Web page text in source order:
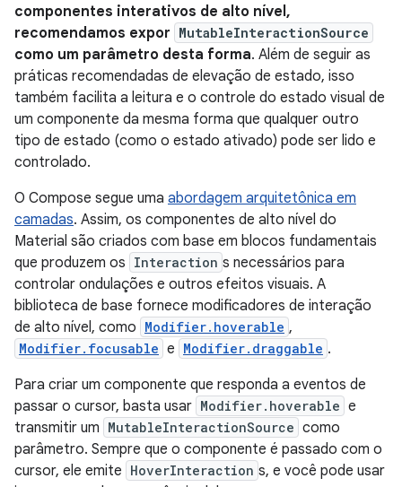
componentes interativos de alto nível,
recomendamos expor MutableInteractionSource
como um parâmetro desta forma. Além de seguir as
práticas recomendadas de elevação de estado, isso
também facilita a leitura e o controle do estado visual de
um componente da mesma forma que qualquer outro
tipo de estado (como o estado ativado) pode ser lido e
controlado.
O Compose segue uma abordagem arquitetônica em
camadas. Assim, os componentes de alto nível do
Material são criados com base em blocos fundamentais
que produzem os Interaction s necessários para
controlar ondulações e outros efeitos visuais. A
biblioteca de base fornece modificadores de interação
de alto nível, como Modifier.hoverable ,
Modifier.focusable e Modifier.draggable .
Para criar um componente que responda a eventos de
passar o cursor, basta usar Modifier.hoverable e
transmitir um MutableInteractionSource como
parâmetro. Sempre que o componente é passado com o
cursor, ele emite HoverInteraction s, e você pode usar